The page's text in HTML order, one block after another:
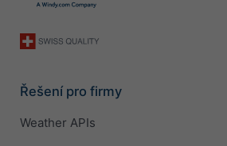
Řešení pro firmy
Weather APIs